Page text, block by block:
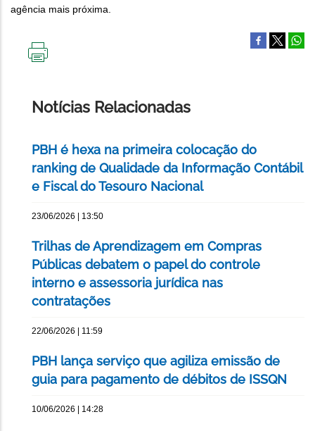
agência mais próxima.
Notícias Relacionadas
PBH é hexa na primeira colocação do
ranking de Qualidade da Informação Contábil
e Fiscal do Tesouro Nacional
23/06/2026 | 13:50
Trilhas de Aprendizagem em Compras
Públicas debatem o papel do controle
interno e assessoria jurídica nas
contratações
22/06/2026 | 11:59
PBH lança serviço que agiliza emissão de
guia para pagamento de débitos de ISSQN
10/06/2026 | 14:28